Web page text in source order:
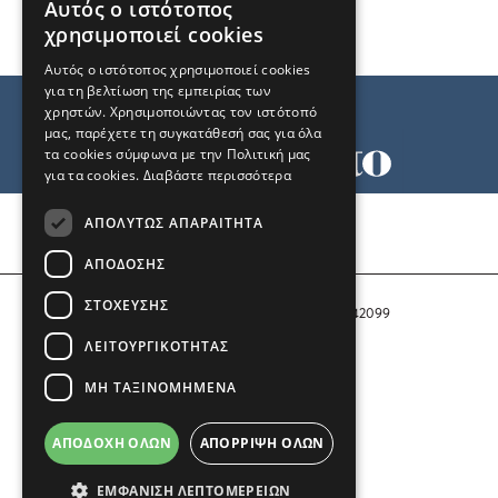
Αριθμός Πιστοποίησης Μ.Η.Τ. 242099
COPYRIGHT © 2026 Το Μανιφέστο
Αυτός ο ιστότοπος
χρησιμοποιεί cookies
Αυτός ο ιστότοπος χρησιμοποιεί cookies
για τη βελτίωση της εμπειρίας των
χρηστών. Χρησιμοποιώντας τον ιστότοπό
μας, παρέχετε τη συγκατάθεσή σας για όλα
τα cookies σύμφωνα με την Πολιτική μας
για τα cookies. Διαβάστε περισσότερα
ΑΠΟΛΎΤΩΣ ΑΠΑΡΑΊΤΗΤΑ
ΑΠΌΔΟΣΗΣ
ΣΤΌΧΕΥΣΗΣ
ΛΕΙΤΟΥΡΓΙΚΌΤΗΤΑΣ
ΜΗ ΤΑΞΙΝΟΜΗΜΈΝΑ
ΑΠΟΔΟΧΉ ΌΛΩΝ ΑΠΌΡΡΙΨΗ ΌΛΩΝ
ΕΜΦΆΝΙΣΗ ΛΕΠΤΟΜΕΡΕΙΏΝ